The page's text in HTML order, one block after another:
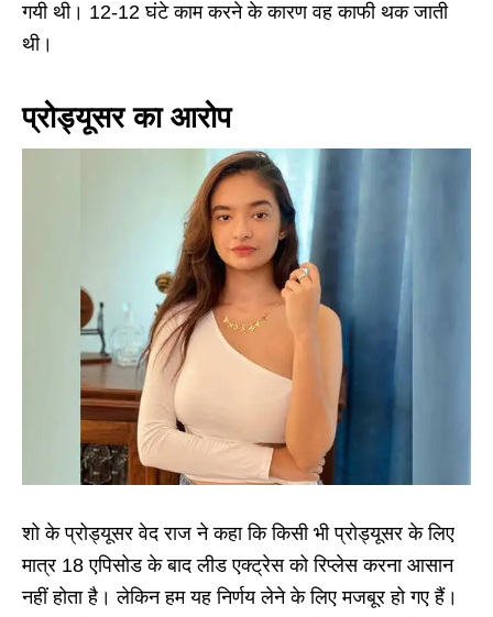
गयी थी। 12-12 घंटे काम करने के कारण वह काफी थक जाती
थी।
प्रोड्यूसर का आरोप
शो के प्रोड्यूसर वेद राज ने कहा कि किसी भी प्रोड्यूसर के लिए
मात्र 18 एपिसोड के बाद लीड एक्ट्रेस को रिप्लेस करना आसान
नहीं होता है। लेकिन हम यह निर्णय लेने के लिए मजबूर हो गए हैं।